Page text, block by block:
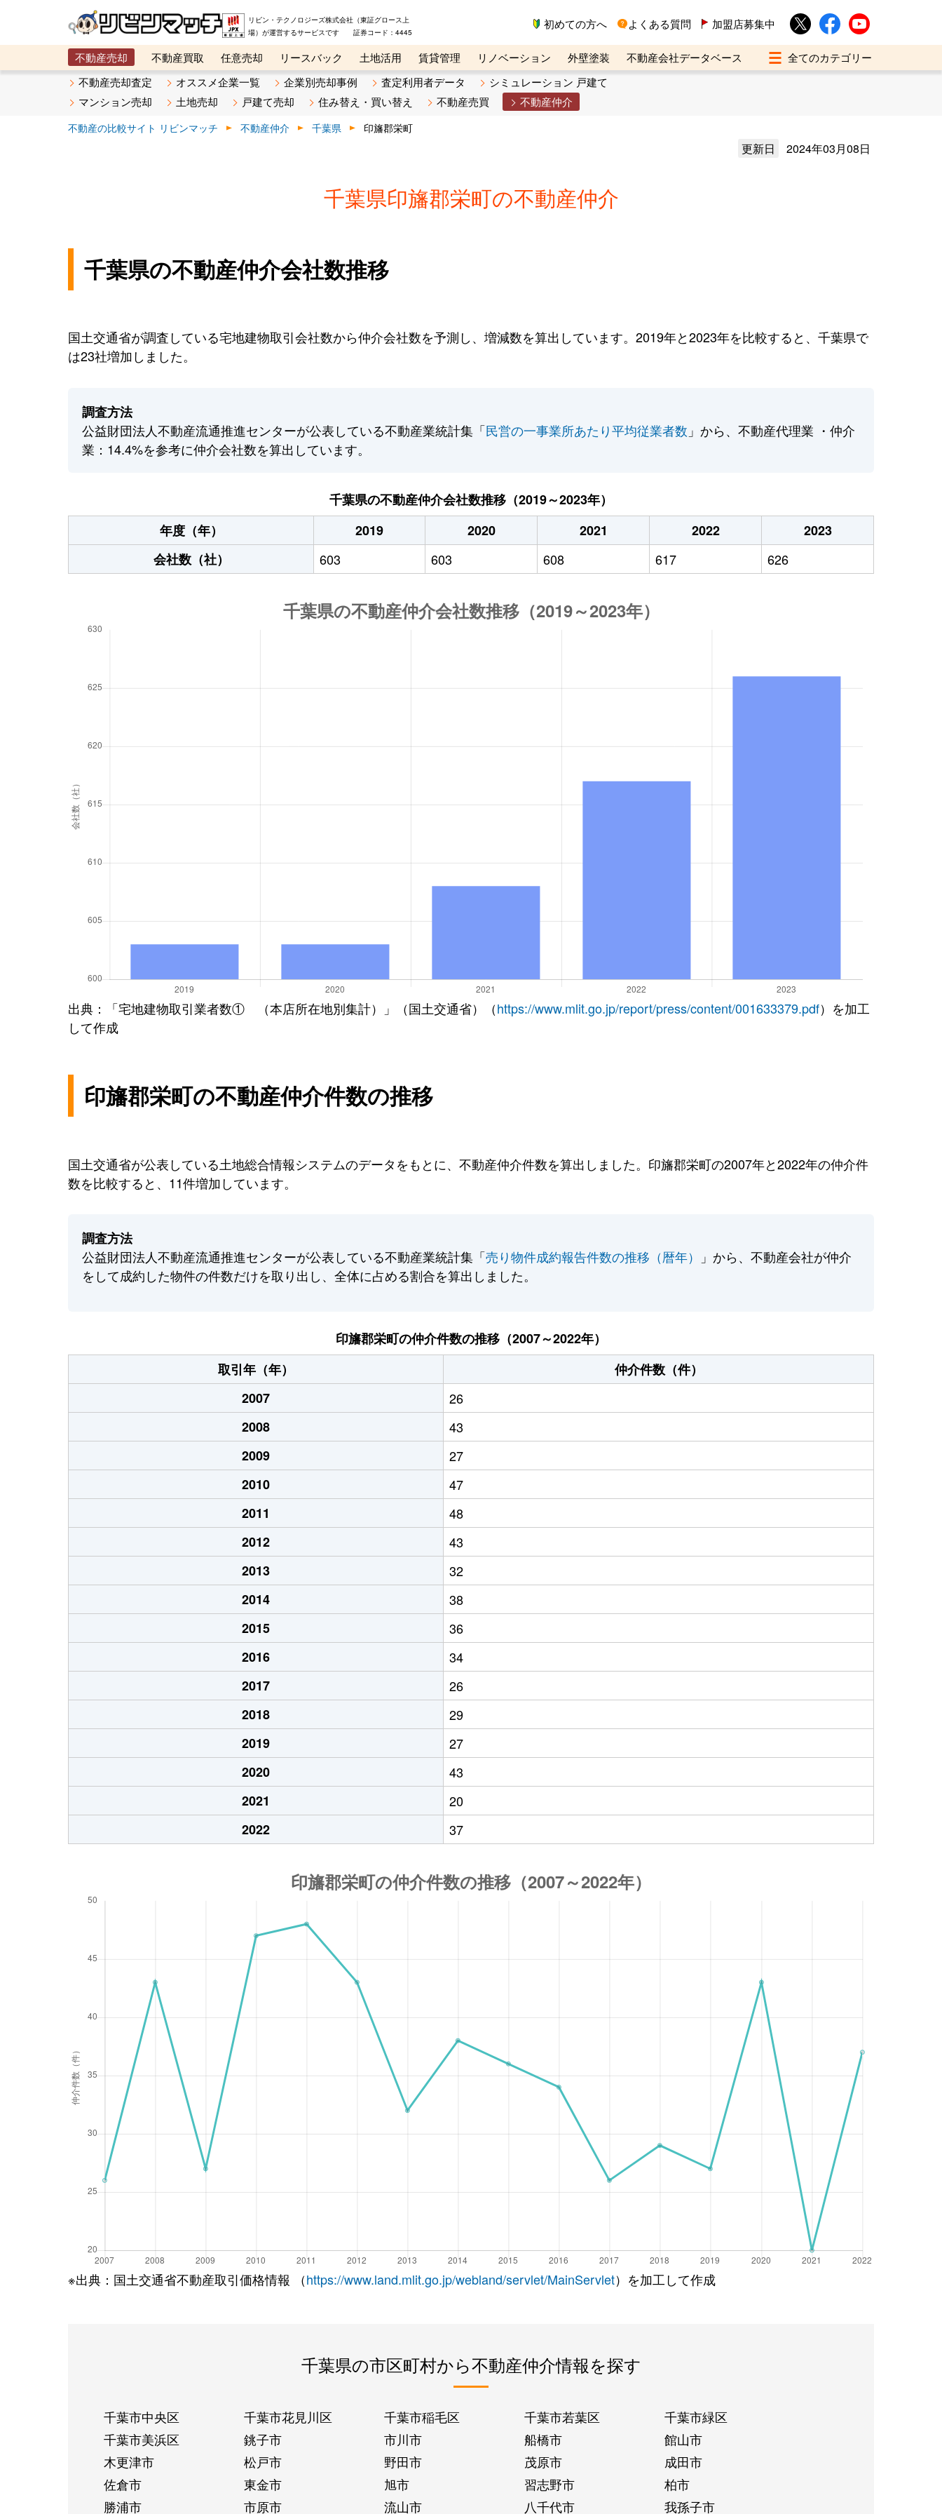
リビン・テクノロジーズ株式会社（東証グロース上
場）が運営するサービスです 証券コード：4445
初めての方へ よくある質問 加盟店募集中
不動産売却 不動産買取 任意売却 リースバック 土地活用 賃貸管理 リノベーション 外壁塗装
不動産会社データベース
メタ住宅展示場
ベスト不動産カンパニー オンライン講座 リビンマガジンBiz 不動産売却ご相談デスク
不動産売却査定 オススメ企業一覧 企業別売却事例 査定利用者データ
シミュレーション 戸建て
マンション売却
土地売却 戸建て売却 住み替え・買い替え 不動産売買 不動産仲介
不動産の比較サイト リビンマッチ 不動産仲介 千葉県 印旛郡栄町
更新日 2024年03月08日
千葉県印旛郡栄町の不動産仲介
千葉県の不動産仲介会社数推移
国土交通省が調査している宅地建物取引会社数から仲介会社数を予測し、増減数を算出しています。2019年と2023年を比較すると、千葉県で
は23社増加しました。
調査方法
公益財団法人不動産流通推進センターが公表している不動産業統計集「民営の一事業所あたり平均従業者数 」から、不動産代理業 ・仲介
業：14.4%を参考に仲介会社数を算出しています。
千葉県の不動産仲介会社数推移（2019～2023年）
年度（年）
2019 2020 2021 2022
2023
会社数（社）
603 603 608 617 626
出典：「宅地建物取引業者数① （本店所在地別集計）」（国土交通省）（https://www.mlit.go.jp/report/press/content/001633379.pdf）を加工
して作成
印旛郡栄町の不動産仲介件数の推移
国土交通省が公表している土地総合情報システムのデータをもとに、不動産仲介件数を算出しました。印旛郡栄町の2007年と2022年の仲介件
数を比較すると、11件増加しています。
調査方法
公益財団法人不動産流通推進センターが公表している不動産業統計集「売り物件成約報告件数の推移（暦年）
」から、不動産会社が仲介
をして成約した物件の件数だけを取り出し、全体に占める割合を算出しました。
印旛郡栄町の仲介件数の推移（2007～2022年）
取引年（年）
仲介件数（件）
2007
26
2008
43
2009
27
2010
47
2011
48
2012
43
2013
32
2014
38
2015
36
2016
34
2017
26
2018
29
2019
27
2020
43
2021
20
2022
37
※出典：国土交通省不動産取引価格情報 （https://www.land.mlit.go.jp/webland/servlet/MainServlet）を加工して作成
千葉県の市区町村から不動産仲介情報を探す
千葉市中央区 千葉市花見川区 千葉市稲毛区 千葉市若葉区
千葉市緑区
千葉市美浜区
銚子市 市川市 船橋市
館山市
木更津市
松戸市 野田市 茂原市
成田市
佐倉市
東金市 旭市 習志野市
柏市
勝浦市
市原市 流山市 八千代市 我孫子市